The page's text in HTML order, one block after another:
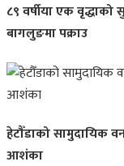
८९ वर्षीया एक
बागलुङमा पक्राउ
हेटौँडाको सामुदायिक
आशंका